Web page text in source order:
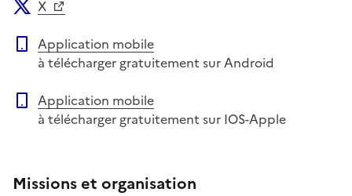
X
Application mobile
à télécharger gratuitement sur Android
Application mobile
à télécharger gratuitement sur IOS-Apple
Missions et organisation